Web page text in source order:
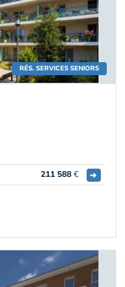
RÉS. SERVICES SENIORS
211 588 € ➔